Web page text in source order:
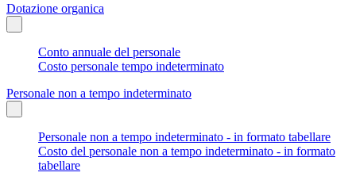
Dotazione organica
Conto annuale del personale
Costo personale tempo indeterminato
Personale non a tempo indeterminato
Personale non a tempo indeterminato - in formato tabellare
Costo del personale non a tempo indeterminato - in formato
tabellare